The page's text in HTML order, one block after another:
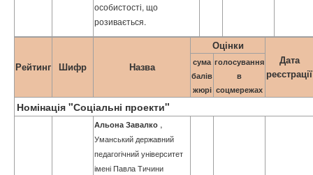
особистості, що
розивається.
Рейтинг Шифр Назва
Оцінки
Дата
реєстрації
сума
балів
жюрі
голосування
в
соцмережах
Номінація "Соціальні проекти"
Альона Завалко ,
Уманський державний
педагогічний університет
імені Павла Тичини